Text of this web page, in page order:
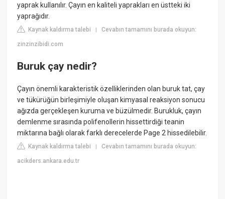
yaprak kullanılır. Çayın en kaliteli yaprakları en üstteki iki
yaprağıdır.
Kaynak kaldırma talebi |Cevabın tamamını burada okuyun:
zinzinzibidi.com
Buruk çay nedir?
Çayın önemli karakteristik özelliklerinden olan buruk tat, çay
ve tükürüğün birleşimiyle oluşan kimyasal reaksiyon sonucu
ağızda gerçekleşen kuruma ve büzülmedir. Burukluk, çayın
demlenme sırasında polifenollerin hissettirdiği teanin
miktarına bağlı olarak farklı derecelerde Page 2 hissedilebilir.
Kaynak kaldırma talebi |Cevabın tamamını burada okuyun:
acikders.ankara.edu.tr